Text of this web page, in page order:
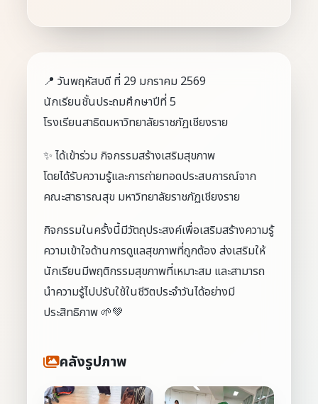
📍 วันพฤหัสบดี ที่ 29 มกราคม 2569
นักเรียนชั้นประถมศึกษาปีที่ 5
โรงเรียนสาธิตมหาวิทยาลัยราชภัฏเชียงราย
✨ ได้เข้าร่วม กิจกรรมสร้างเสริมสุขภาพ
โดยได้รับความรู้และการถ่ายทอดประสบการณ์จาก
คณะสาธารณสุข มหาวิทยาลัยราชภัฏเชียงราย
กิจกรรมในครั้งนี้มีวัตถุประสงค์เพื่อเสริมสร้างความรู้
ความเข้าใจด้านการดูแลสุขภาพที่ถูกต้อง ส่งเสริมให้
นักเรียนมีพฤติกรรมสุขภาพที่เหมาะสม และสามารถ
นำความรู้ไปปรับใช้ในชีวิตประจำวันได้อย่างมี
ประสิทธิภาพ 🌱💚
คลังรูปภาพ